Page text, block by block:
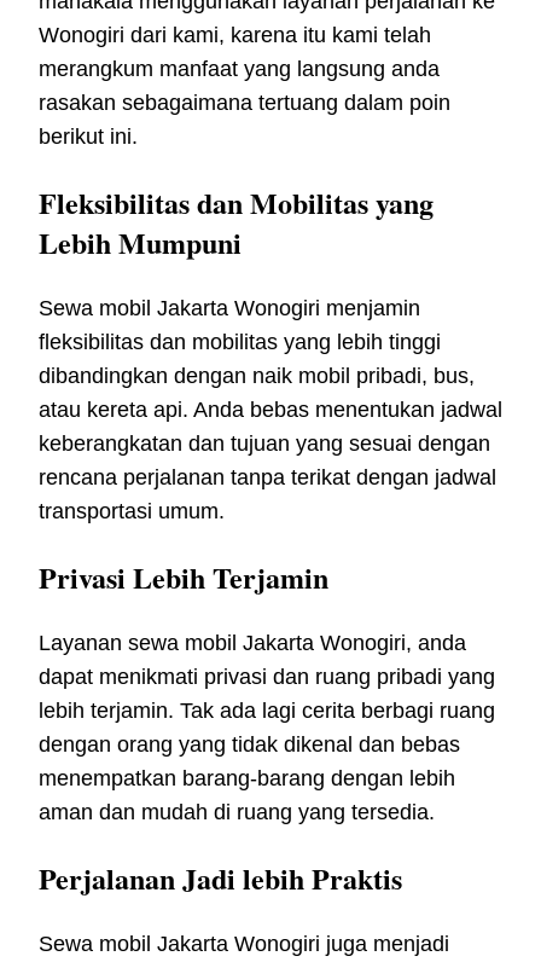
Wonogiri dari kami, karena itu kami telah
merangkum manfaat yang langsung anda
rasakan sebagaimana tertuang dalam poin
berikut ini.
Fleksibilitas dan Mobilitas yang
Lebih Mumpuni
Sewa mobil Jakarta Wonogiri menjamin
fleksibilitas dan mobilitas yang lebih tinggi
dibandingkan dengan naik mobil pribadi, bus,
atau kereta api. Anda bebas menentukan jadwal
keberangkatan dan tujuan yang sesuai dengan
rencana perjalanan tanpa terikat dengan jadwal
transportasi umum.
Privasi Lebih Terjamin
Layanan sewa mobil Jakarta Wonogiri, anda
dapat menikmati privasi dan ruang pribadi yang
lebih terjamin. Tak ada lagi cerita berbagi ruang
dengan orang yang tidak dikenal dan bebas
menempatkan barang-barang dengan lebih
aman dan mudah di ruang yang tersedia.
Perjalanan Jadi lebih Praktis
Sewa mobil Jakarta Wonogiri juga menjadi